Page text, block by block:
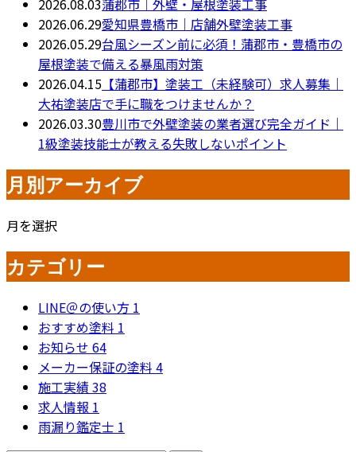
2026.08.03蒲郡市｜外壁・屋根塗装工事
2026.06.29愛知県豊橋市｜店舗外壁塗装工事
2026.05.29台風シーズン前に必須！蒲郡市・豊橋市の
屋根塗装で備える暴風雨対策
2026.04.15 【蒲郡市】塗装工（未経験可）求人募集｜
大祐塗装店で手に職をつけませんか？
2026.03.30豊川市で外壁塗装の業者選び完全ガイド｜
1級塗装技能士が教える失敗しないポイント
月別アーカイブ
月を選択
カテゴリー
LINE＠の使い方 1
おすすめ塗料 1
お知らせ 64
メーカー保証の塗料 4
施工実績38
求人情報 1
雨漏り鑑定士 1